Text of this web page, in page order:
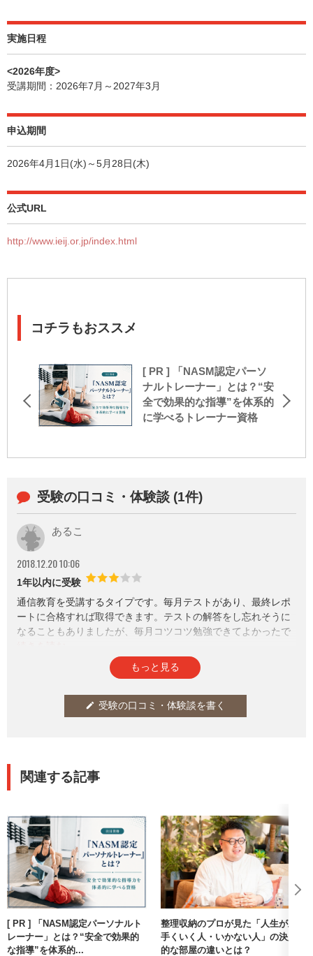
実施日程
<2026年度>
受講期間：2026年7月～2027年3月
申込期間
2026年4月1日(水)～5月28日(木)
公式URL
http://www.ieij.or.jp/index.html
コチラもおススメ
[ PR ] 「NASM認定パーソ
ナルトレーナー」とは？“安
全で効果的な指導”を体系的
に学べるトレーナー資格
受験の口コミ・体験談 (1件)
あるこ
2018.12.20 10:06
1年以内に受験
通信教育を受講するタイプです。毎月テストがあり、最終レポ
ートに合格すれば取得できます。テストの解答をし忘れそうに
なることもありましたが、毎月コツコツ勉強できてよかったで
もっと見る
edit 受験の口コミ・体験談を書く
関連する記事
[ PR ] 「NASM認定パーソナルト
レーナー」とは？“安全で効果的
な指導”を体系的...
整理収納のプロが見た「人生が上
手くいく人・いかない人」の決定
的な部屋の違いとは？